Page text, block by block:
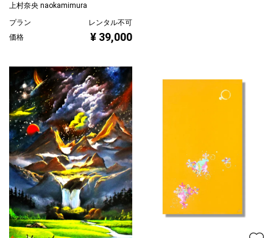
上村奈央 naokamimura
プラン
レンタル不可
価格
¥ 39,000